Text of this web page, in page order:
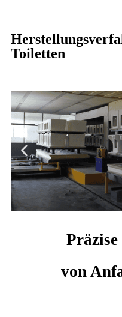
Toiletten
Brennofen
von